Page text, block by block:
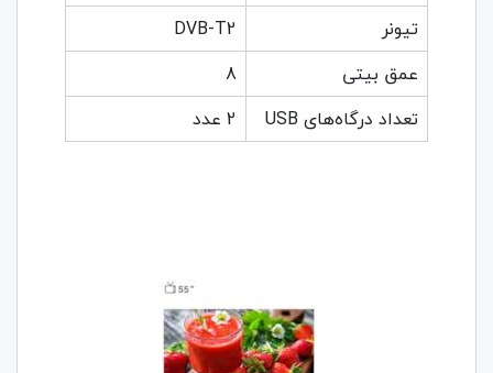
تیونر
DVB-T2
عمق بیتی
8
تعداد درگاه‌های USB
2 عدد